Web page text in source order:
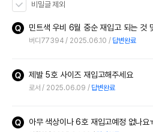
비밀글 제외
버디77394 2025.06.10 답변완료
제발 5호 사이즈 재입고해주세요
로서 2025.06.09 답변완료